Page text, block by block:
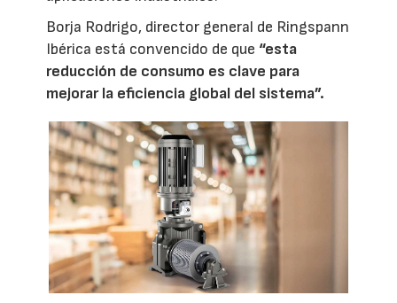
Borja Rodrigo, director general de Ringspann
Ibérica está convencido de que “esta
reducción de consumo es clave para
mejorar la eficiencia global del sistema”.